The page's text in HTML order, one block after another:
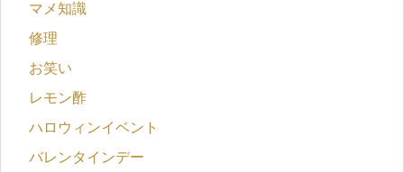
マメ知識
修理
お笑い
レモン酢
ハロウィンイベント
バレンタインデー